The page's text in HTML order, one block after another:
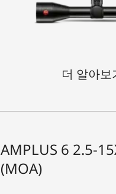
더 알아보
AMPLUS 6 2.5-
(MOA)